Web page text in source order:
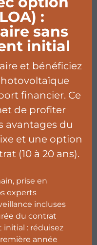
:
sans
initial
et bénéficiez
financier. Ce
de profiter
avantages du
et une option
(10 à 20 ans).
prise en
experts
incluses
du contrat
initial : réduisez
année